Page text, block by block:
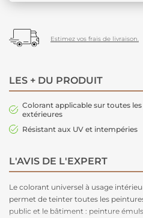
Estimez vos frais de livraison.
LES + DU PRODUIT
Colorant applicable sur toutes
extérieures
Résistant aux UV et intempéries
L'AVIS DE L'EXPERT
Le colorant universel à usage
permet de teinter toutes les
public et le bâtiment : peinture